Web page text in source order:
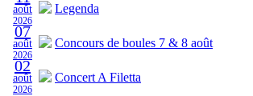
août
2026
Legenda
07
août
2026
Concours de boules 7 & 8 août
02
août
2026
Concert A Filetta